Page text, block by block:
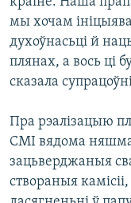
мы хочам
духоўнасьці й
плянах, а вось ці
сказала
Пра рэалізацыю
СМІ вядома
зацьверджаныя
створаныя